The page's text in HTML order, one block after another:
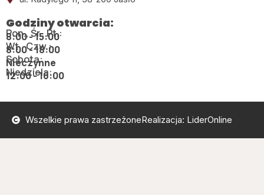
Godziny otwarcia:
Pon., Śr., Pt.:
8:00 - 15:00
Wt., Czw.:
8:00 - 18:00
Sobota:
Nieczynne
Niedziela:
12:00 - 16:00
Wszelkie prawa zastrzeżoneRealizacja: LiderOnline